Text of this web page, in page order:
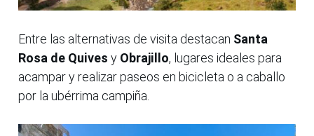
Entre las alternativas de visita destacan Santa
Rosa de Quives y Obrajillo, lugares ideales para
acampar y realizar paseos en bicicleta o a caballo
por la ubérrima campiña.